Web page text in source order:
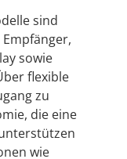
sind
sowie
flexible
zu
die eine
wie